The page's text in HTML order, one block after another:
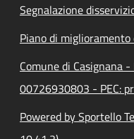
Segnalazione
Piano di miglioramento
Comune di Casignana
00726930803 - PEC:
Powered by Sportello